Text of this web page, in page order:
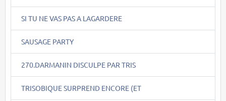
SI TU NE VAS PAS A LAGARDERE
SAUSAGE PARTY
270.DARMANIN DISCULPE PAR TRIS
TRISOBIQUE SURPREND ENCORE (ET